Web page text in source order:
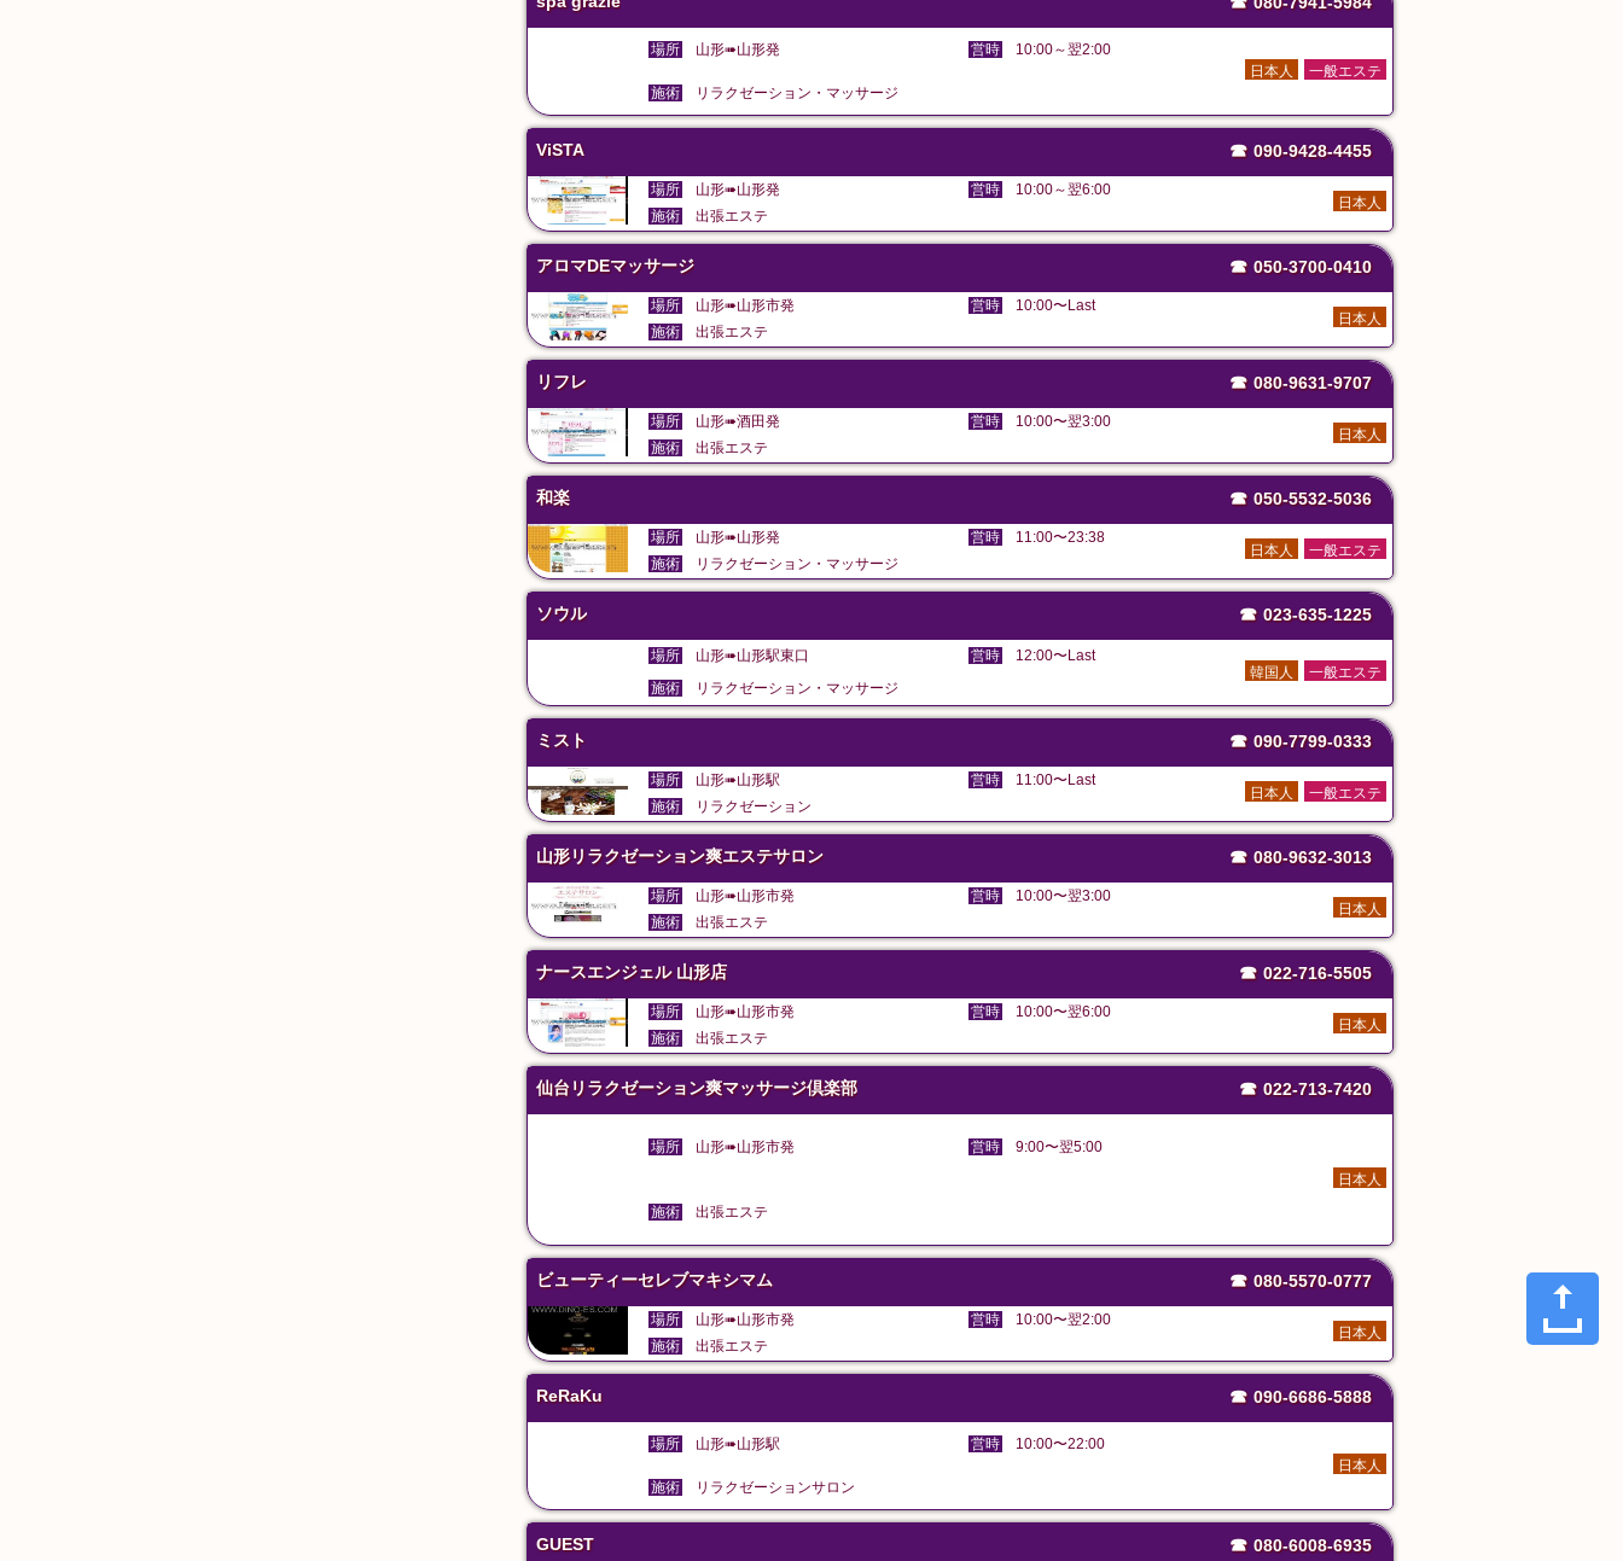
場所 山形➠山形発 営時
10:00～翌2:00
一般エステ
日本人
施術
リラクゼーション・マッサージ
ViSTA ☎ 090-9428-4455
場所 山形➠山形発 営時 10:00～翌6:00
日本人
施術 出張エステ
アロマDEマッサージ ☎ 050-3700-0410
場所 山形➠山形市発 営時 10:00〜Last
日本人
施術 出張エステ
リフレ ☎ 080-9631-9707
場所 山形➠酒田発 営時 10:00〜翌3:00
日本人
施術 出張エステ
和楽 ☎ 050-5532-5036
場所 山形➠山形発 営時 11:00〜23:38
一般エステ
日本人
施術 リラクゼーション・マッサージ
ソウル ☎ 023-635-1225
場所 山形➠山形駅東口 営時
12:00〜Last
一般エステ
韓国人
施術
リラクゼーション・マッサージ
ミスト ☎ 090-7799-0333
場所 山形➠山形駅 営時 11:00〜Last
一般エステ
日本人
施術 リラクゼーション
山形リラクゼーション爽エステサロン ☎ 080-9632-3013
場所 山形➠山形市発 営時 10:00〜翌3:00
日本人
施術 出張エステ
ナースエンジェル 山形店 ☎ 022-716-5505
場所 山形➠山形市発 営時 10:00〜翌6:00
日本人
施術 出張エステ
仙台リラクゼーション爽マッサージ倶楽部 ☎ 022-713-7420
場所 山形➠山形市発 営時
9:00〜翌5:00
日本人
施術
出張エステ
ビューティーセレブマキシマム ☎ 080-5570-0777
場所 山形➠山形市発 営時 10:00〜翌2:00
日本人
施術 出張エステ
ReRaKu ☎ 090-6686-5888
場所 山形➠山形駅 営時
10:00〜22:00
日本人
施術
リラクゼーションサロン
GUEST ☎ 080-6008-6935